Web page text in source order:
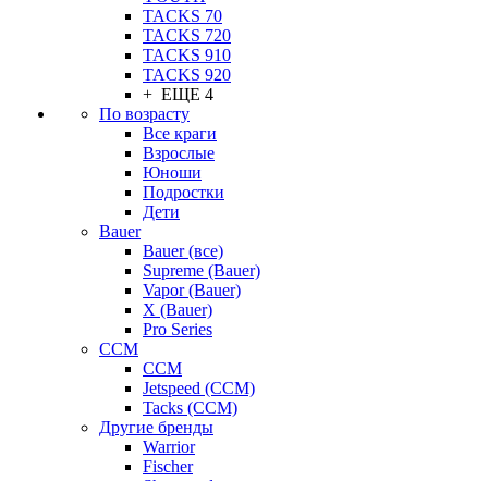
TACKS 70
TACKS 720
TACKS 910
TACKS 920
+ ЕЩЕ 4
По возрасту
Все краги
Взрослые
Юноши
Подростки
Дети
Bauer
Bauer (все)
Supreme (Bauer)
Vapor (Bauer)
X (Bauer)
Pro Series
CCM
CCM
Jetspeed (CCM)
Tacks (CCM)
Другие бренды
Warrior
Fischer